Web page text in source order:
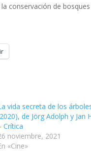
conservación de
vida secreta de los
de Jörg Adolph y Jan
Crítica
noviembre, 2021
«Cine»